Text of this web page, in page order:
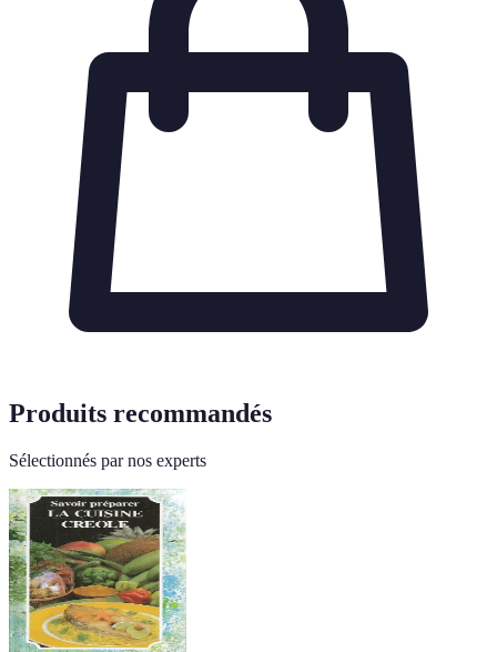
Produits recommandés
Sélectionnés par nos experts